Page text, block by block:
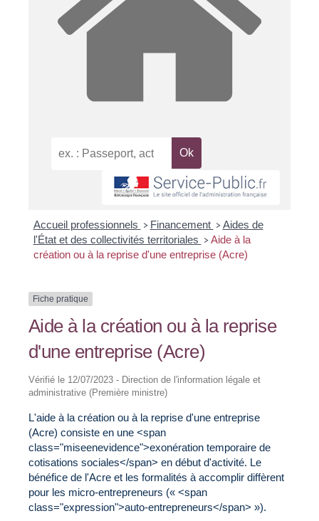
Accueil professionnels > Financement > Aides de
l'État et des collectivités territoriales
> Aide à la
création ou à la reprise d'une entreprise (Acre)
Fiche pratique
Aide à la création ou à la reprise
d'une entreprise (Acre)
Vérifié le 12/07/2023 - Direction de l'information légale et
administrative (Première ministre)
L'aide à la création ou à la reprise d'une entreprise
(Acre) consiste en une <span
class="miseenevidence">exonération temporaire de
cotisations sociales</span> en début d'activité. Le
bénéfice de l'Acre et les formalités à accomplir diffèrent
pour les micro-entrepreneurs (« <span
class="expression">auto-entrepreneurs</span> »).